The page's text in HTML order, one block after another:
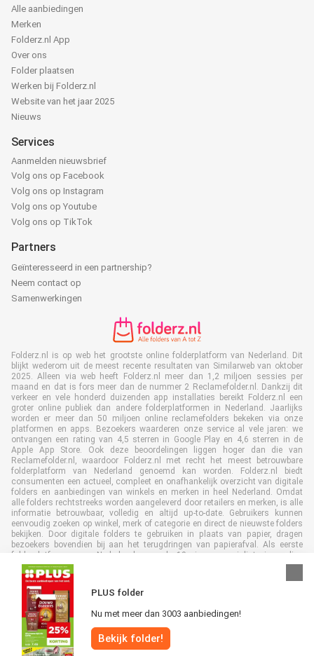
PLUS folder
Nu met meer dan 3003 aanbiedingen!
Bekijk folder!
Alle aanbiedingen
Merken
Folderz.nl App
Over ons
Folder plaatsen
Werken bij Folderz.nl
Website van het jaar 2025
Nieuws
Services
Aanmelden nieuwsbrief
Volg ons op Facebook
Volg ons op Instagram
Volg ons op Youtube
Volg ons op TikTok
Partners
Geïnteresseerd in een partnership?
Neem contact op
Samenwerkingen
Folderz.nl is op web het grootste online folderplatform van Nederland. Dit
blijkt wederom uit de meest recente resultaten van Similarweb van oktober
2025. Alleen via web heeft Folderz.nl meer dan 1,2 miljoen sessies per
maand en dat is fors meer dan de nummer 2 Reclamefolder.nl. Dankzij dit
verkeer en vele honderd duizenden app installaties bereikt Folderz.nl een
groter online publiek dan andere folderplatformen in Nederland. Jaarlijks
worden er meer dan 50 miljoen online reclamefolders bekeken via onze
platformen en apps. Bezoekers waarderen onze service al vele jaren: we
ontvangen een rating van 4,5 sterren in Google Play en 4,6 sterren in de
Apple App Store. Ook deze beoordelingen liggen hoger dan die van
Reclamefolder.nl, waardoor Folderz.nl met recht het meest betrouwbare
folderplatform van Nederland genoemd kan worden. Folderz.nl biedt
consumenten een actueel, compleet en onafhankelijk overzicht van digitale
folders en aanbiedingen van winkels en merken in heel Nederland. Omdat
alle folders rechtstreeks worden aangeleverd door retailers en merken, is alle
informatie betrouwbaar, volledig en altijd up-to-date. Gebruikers kunnen
eenvoudig zoeken op winkel, merk of categorie en direct de nieuwste folders
bekijken. Door digitale folders te gebruiken in plaats van papier, dragen
bezoekers bovendien bij aan het terugdringen van papierafval. Als eerste
folderplatform van Nederland en al 19 jaar specialist in online
folderpublicaties, heeft Folderz.nl duurzame samenwerkingen opgebouwd
met retailers en merken. Hierdoor zijn we uitgegroeid tot de toonaangevende
speler in de digitale foldermarkt.